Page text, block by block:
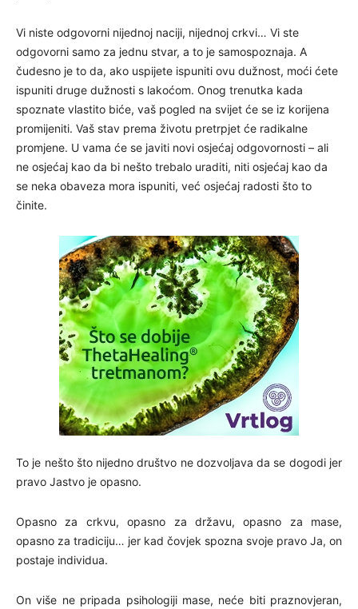
Vi niste odgovorni nijednoj naciji, nijednoj crkvi… Vi ste
odgovorni samo za jednu stvar, a to je samospoznaja. A
čudesno je to da, ako uspijete ispuniti ovu dužnost, moći ćete
ispuniti druge dužnosti s lakoćom. Onog trenutka kada
spoznate vlastito biće, vaš pogled na svijet će se iz korijena
promijeniti. Vaš stav prema životu pretrpjet će radikalne
promjene. U vama će se javiti novi osjećaj odgovornosti – ali
ne osjećaj kao da bi nešto trebalo uraditi, niti osjećaj kao da
se neka obaveza mora ispuniti, već osjećaj radosti što to
činite.
To je nešto što nijedno društvo ne dozvoljava da se dogodi jer
pravo Jastvo je opasno.
Opasno za crkvu, opasno za državu, opasno za mase,
opasno za tradiciju… jer kad čovjek spozna svoje pravo Ja, on
postaje individua.
On više ne pripada psihologiji mase, neće biti praznovjeran,